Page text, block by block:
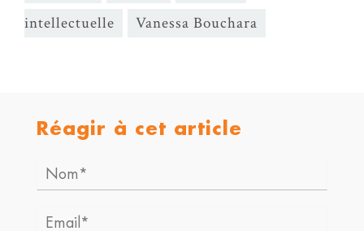
intellectuelle
Vanessa Bouchara
Réagir à cet article
Nom*
Email*